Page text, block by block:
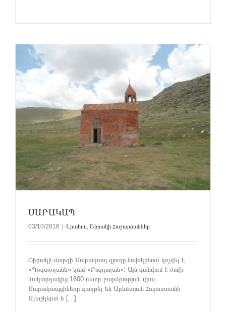
ՍԱՐԱԿԱՊ
03/10/2016 Լրահոս, Շիրակի Հուշարձաններ
Շիրակի մարզի Սարակապ գյուղը նախկինում կոչվել է
«Պօզտօղանե» կամ «Բոզդողան»: Այն գտնվում է ծովի
մակարդակից 1600 մետր բարձրության վրա:
Սարակապցիները գաղթել են Արևմտյան Հայաստանի
Ալաշկերտ և [...]